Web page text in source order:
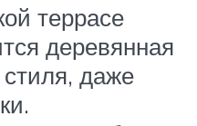
террасе
деревянная
даже